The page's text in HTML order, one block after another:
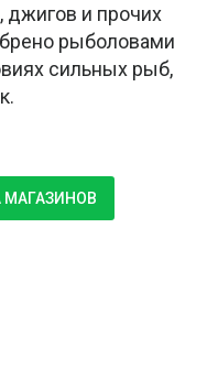
джигов и прочих
рыболовами
сильных рыб,
МАГАЗИНОВ